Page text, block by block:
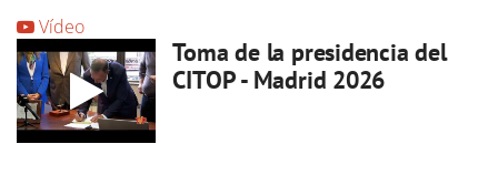
Vídeo
Toma de la presidencia del
CITOP - Madrid 2026